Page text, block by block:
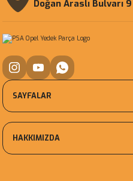
Doğan Araslı Bulvarı
SAYFALAR
HAKKIMIZDA